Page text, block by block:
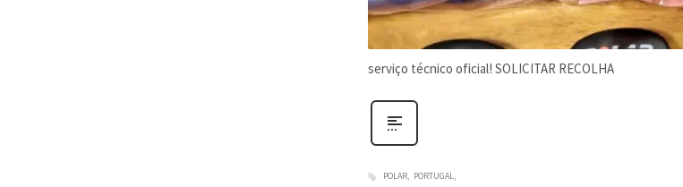
serviço técnico oficial! SOLICITAR RECOLHA
POLAR PORTUGAL